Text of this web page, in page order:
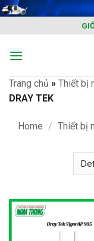
Skip
content
Trang chủ » Thiết bị
DRAY TEK
Home / Thiết bị